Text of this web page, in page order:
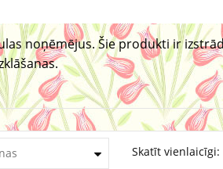
noņēmējus. Šie produkti ir
Skatīt vienlaicīgi: